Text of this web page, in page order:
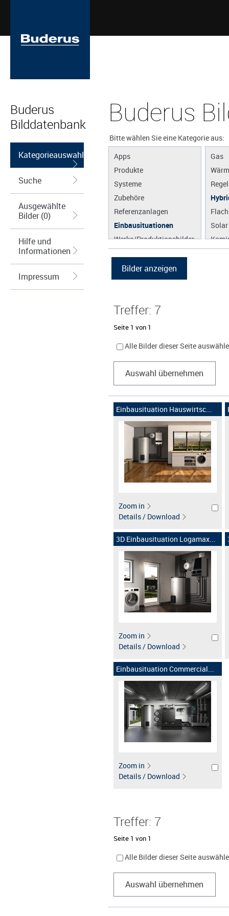
Buderus
Bilddatenbank
Kategorieauswahl
Suche
Ausgewählte
Bilder (0)
Hilfe und
Informationen
Impressum
Buderus
Bitte wählen Sie eine Kategorie aus:
Apps
Produkte
Systeme
Zubehöre
Referenzanlagen
Einbausituationen
Werke/Produktionsbilder
Grafiken
Gas
Solar
Treffer: 7
Seite 1 von 1
Alle Bilder dieser Seite
Auswahl übernehmen
Einbausituation Hauswirtsc...
Zoom in
Details / Download
3D Einbausituation Logamax...
Zoom in
Details / Download
Einbausituation Commercial...
Zoom in
Details / Download
Treffer: 7
Seite 1 von 1
Alle Bilder dieser Seite
Auswahl übernehmen